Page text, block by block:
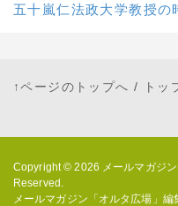
五十嵐仁法政大学教授の
↑ページのトップへ / トッ
Copyright © 2026 メールマガジ
Reserved.
メールマガジン「オルタ広場」